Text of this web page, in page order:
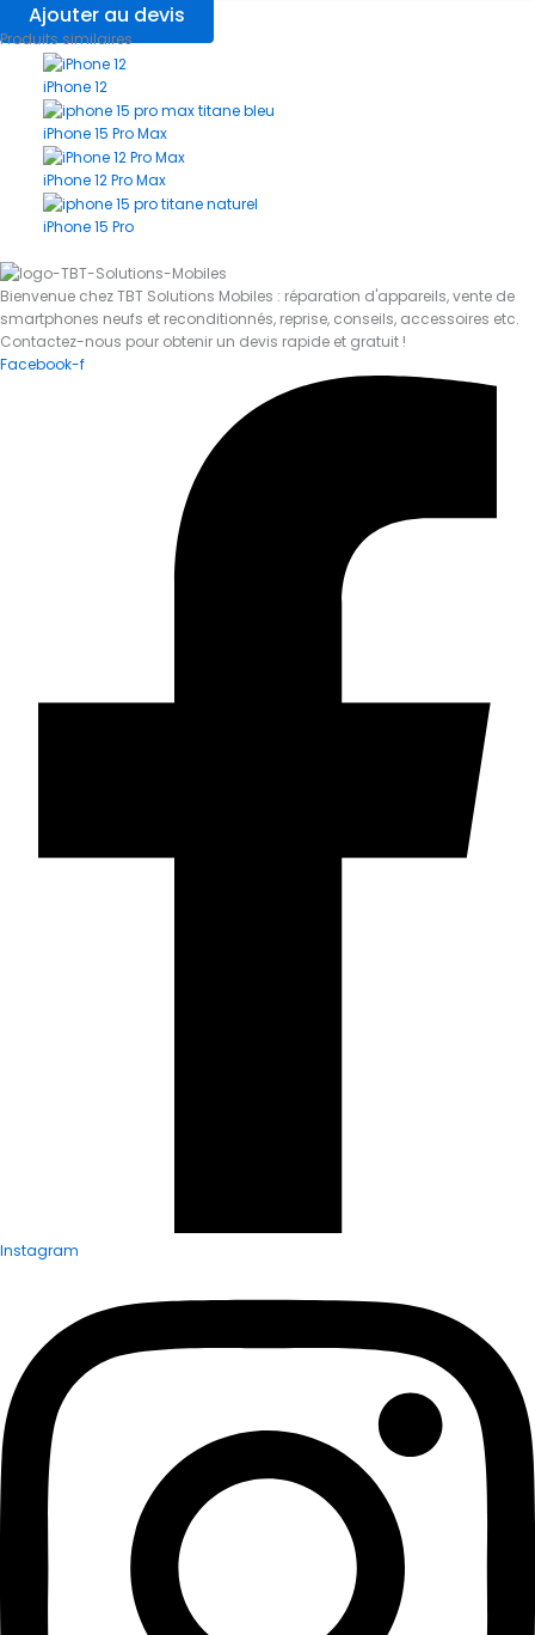
Ajouter au devis
Produits similaires
iPhone 12
iPhone 15 Pro Max
iPhone 12 Pro Max
iPhone 15 Pro
Bienvenue chez TBT Solutions Mobiles : réparation d'appareils, vente de
smartphones neufs et reconditionnés, reprise, conseils, accessoires etc.
Contactez-nous pour obtenir un devis rapide et gratuit !
Facebook-f
Instagram